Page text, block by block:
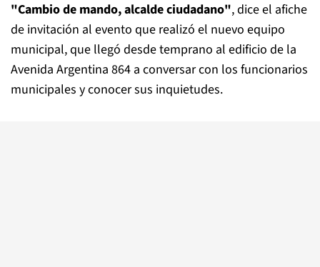
"Cambio de mando, alcalde ciudadano", dice el afiche
de invitación al evento que realizó el nuevo equipo
municipal, que llegó desde temprano al edificio de la
Avenida Argentina 864 a conversar con los funcionarios
municipales y conocer sus inquietudes.